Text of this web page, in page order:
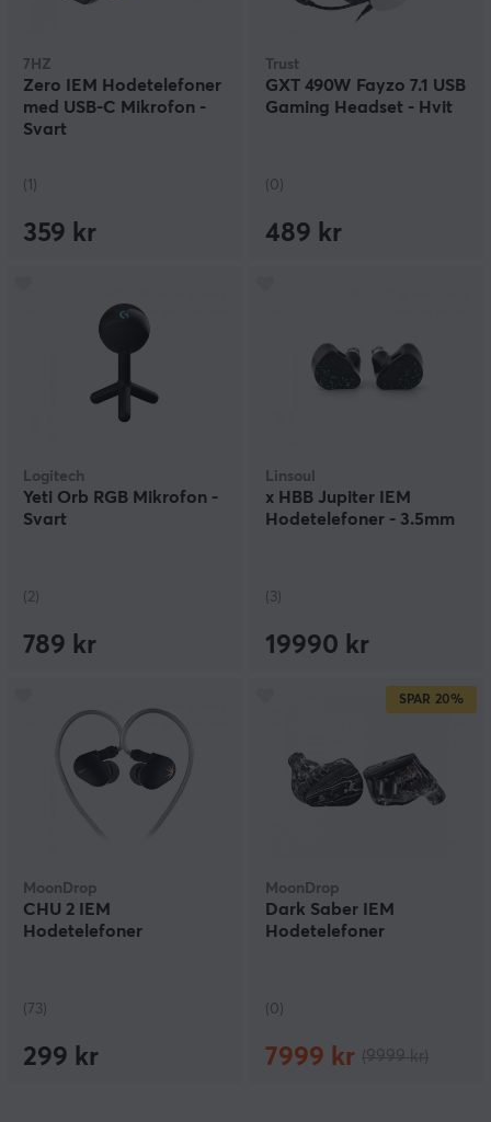
7HZ
Zero IEM Hodetelefoner
med USB-C Mikrofon -
Svart
(1)
359 kr
Trust
GXT 490W Fayzo 7.1 USB
Gaming Headset - Hvit
(0)
489 kr
Logitech
Yeti Orb RGB Mikrofon -
Svart
(2)
789 kr
Linsoul
x HBB Jupiter IEM
Hodetelefoner - 3.5mm
(3)
19990 kr
MoonDrop
CHU 2 IEM
Hodetelefoner
(73)
299 kr
SPAR 20%
MoonDrop
Dark Saber IEM
Hodetelefoner
(0)
7999 kr